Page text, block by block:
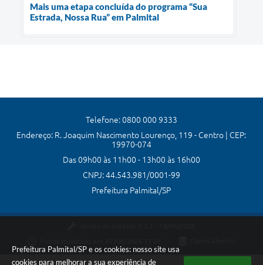
Prefeitura Palmital/SP e os cookies: nosso site usa
cookies para melhorar a sua experiência de
Mais uma etapa concluída do programa “Sua
Estrada, Nossa Rua” em Palmital
Telefone: 0800 000 9333
Endereço: R. Joaquim Nascimento Lourenço, 119 - Centro | CEP:
19970-074
Das 09h00 às 11h00 - 13h00 às 16h00
CNPJ: 44.543.981/0001-99
Prefeitura Palmital/SP